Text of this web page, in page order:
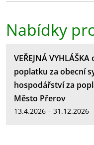
Nabídky
VEŘEJNÁ
poplatku za obecní
hospodářství za
Město Přerov
13.4.2026 – 31.12.2026